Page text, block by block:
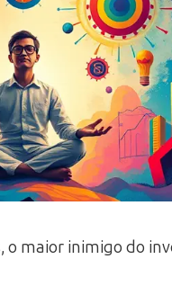
o maior inimigo do